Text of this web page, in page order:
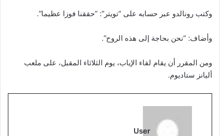
وكتب رونالدو عبر حسابه على “تويتر”: “حققنا فوزا عظيما”.
وأضاف: “نحن بحاجة إلى هذه الروح”.
ومن المقرر أن يقام لقاء الإياب، يوم الثلاثاء المقبل، على ملعب
أليانز ستاديوم.
User